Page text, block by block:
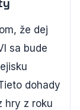
že dej
sa bude
dohady
hry z roku